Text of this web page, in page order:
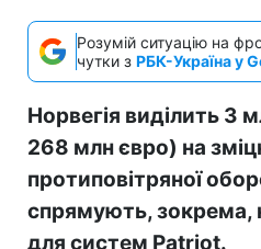
Розумій ситуацію на
чутки з РБК-Україна у
Норвегія виділить 3
268 млн євро) на
протиповітряної
спрямують, зокрема,
для систем Patriot.